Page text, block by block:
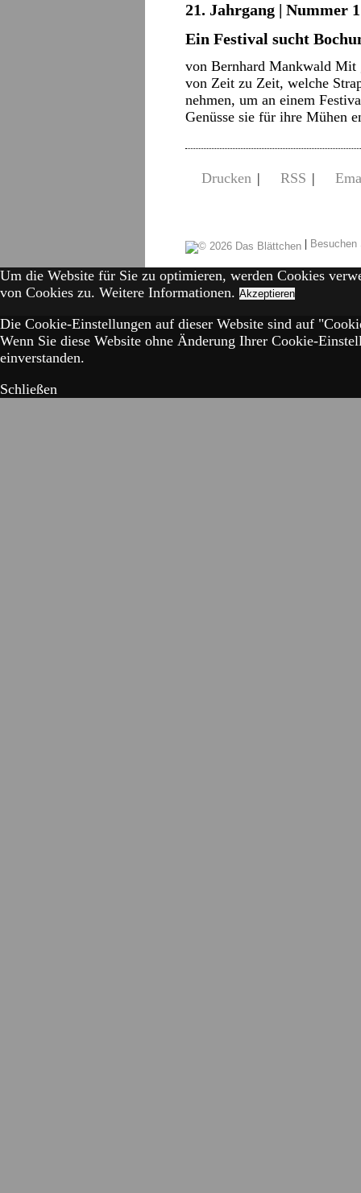
21. Jahrgang | Nummer
Ein Festival sucht
von Bernhard Mankwald Mit
von Zeit zu Zeit, welche
nehmen, um an einem
Genüsse sie für ihre Mühen
Drucken | RSS |
|
Um die Website für Sie zu optimieren, werden Cookies
von Cookies zu. Weitere Informationen. Akzeptieren
Die Cookie-Einstellungen auf dieser Website sind auf
Wenn Sie diese Website ohne Änderung Ihrer Cookie-
einverstanden.
Schließen